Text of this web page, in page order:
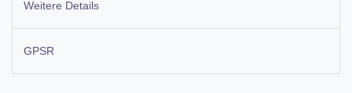
Weitere Details
GPSR